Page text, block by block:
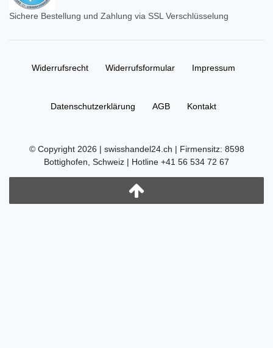
Sichere Bestellung und Zahlung via SSL Verschlüsselung
Widerrufs­recht Widerrufs­formular Impressum
Daten­schutz­erklärung AGB Kontakt
© Copyright 2026 | swisshandel24.ch | Firmensitz: 8598
Bottighofen, Schweiz | Hotline +41 56 534 72 67